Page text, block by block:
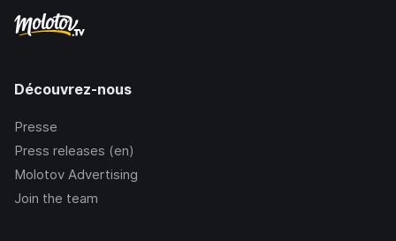
Découvrez-nous
Presse
Press releases (en)
Molotov Advertising
Join the team